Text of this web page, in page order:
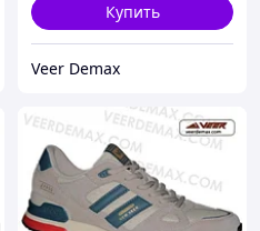
Купить
Veer Demax